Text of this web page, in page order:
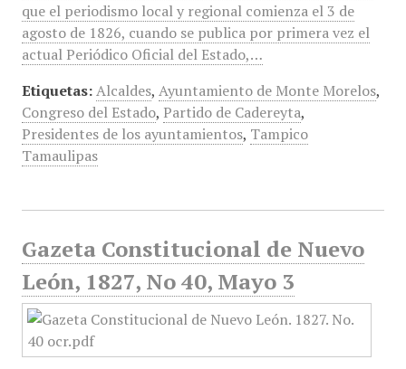
que el periodismo local y regional comienza el 3 de
agosto de 1826, cuando se publica por primera vez el
actual Periódico Oficial del Estado,…
Etiquetas: Alcaldes, Ayuntamiento de Monte Morelos,
Congreso del Estado, Partido de Cadereyta,
Presidentes de los ayuntamientos, Tampico
Tamaulipas
Gazeta Constitucional de Nuevo
León, 1827, No 40, Mayo 3